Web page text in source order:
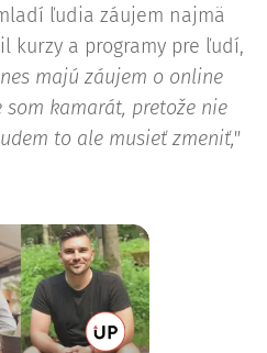
ľudia záujem najmä
kurzy a programy pre ľudí,
majú záujem o online
kamarát, pretože nie
to ale musieť zmeniť,"